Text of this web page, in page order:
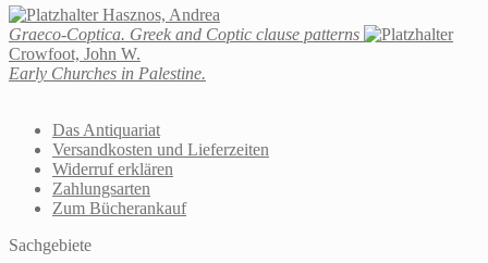
Hasznos, Andrea
Graeco-Coptica. Greek and Coptic clause patterns
Crowfoot, John W.
Early Churches in Palestine.
Das Antiquariat
Versandkosten und Lieferzeiten
Widerruf erklären
Zahlungsarten
Zum Bücherankauf
Sachgebiete